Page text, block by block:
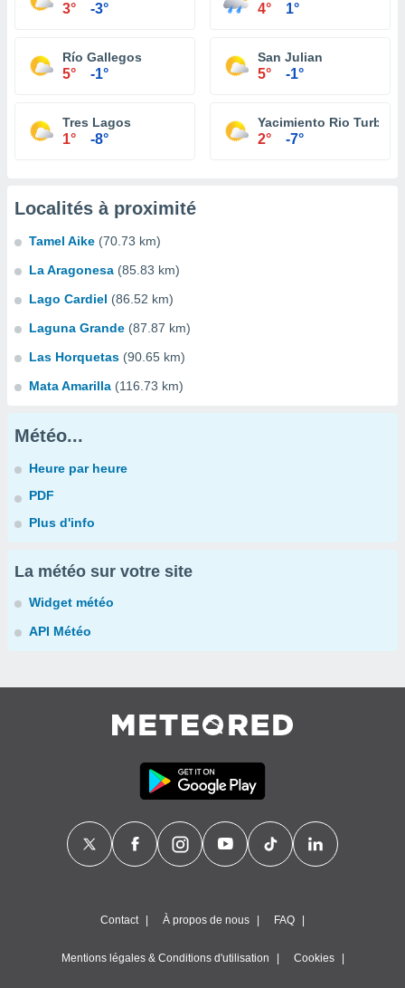
3° -3° 4° 1°
Río Gallegos
5° -1°
San Julian
5° -1°
Tres Lagos
1° -8°
Yacimiento Rio Turbio
2° -7°
Localités à proximité
Tamel Aike (70.73 km)
La Aragonesa (85.83 km)
Lago Cardiel (86.52 km)
Laguna Grande (87.87 km)
Las Horquetas (90.65 km)
Mata Amarilla (116.73 km)
Météo...
Heure par heure
PDF
Plus d'info
La météo sur votre site
Widget météo
API Météo
Contact À propos de nous FAQ
Mentions légales & Conditions d'utilisation Cookies